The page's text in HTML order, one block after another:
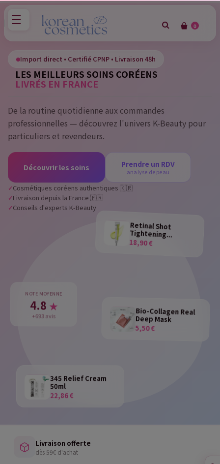
0
Import direct • Certifié CPNP • Livraison 48h
LES MEILLEURS SOINS CORÉENS
LIVRÉS EN FRANCE
De la routine quotidienne aux commandes
professionnelles — découvrez l'univers K-Beauty pour
particuliers et revendeurs.
Découvrir les soins Prendre un RDV
analyse de peau
Cosmétiques coréens authentiques 🇰🇷
Livraison depuis la France 🇫🇷
Conseils d'experts K-Beauty
Retinal Shot
Tightening...
18,90 €
345 Relief Cream
50ml
22,86 €
Bio-Collagen Real
Deep Mask
5,50 €
NOTE MOYENNE
4.8 ★
+693 avis
Livraison offerte
dès 59€ d'achat
Sign in
You need to be logged in to save products in your wish
list.
Cancel